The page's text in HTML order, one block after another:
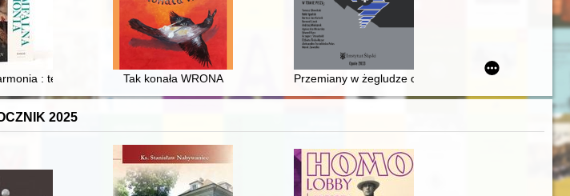
w Łodzi
[T.] 1,: teatr Władysława IV : eseje
Tak konała WRONA Przemiany w żegludze odrzańskiej w latach 1815-
2025